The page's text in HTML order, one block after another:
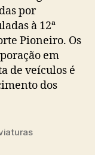
por
à 12ª
Pioneiro. Os
em
de veículos é
dos